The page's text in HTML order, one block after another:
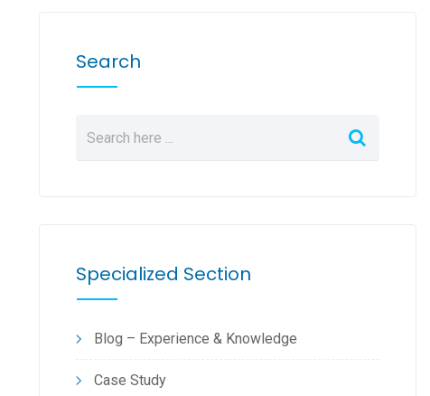
Search
Specialized Section
Blog – Experience & Knowledge
Case Study